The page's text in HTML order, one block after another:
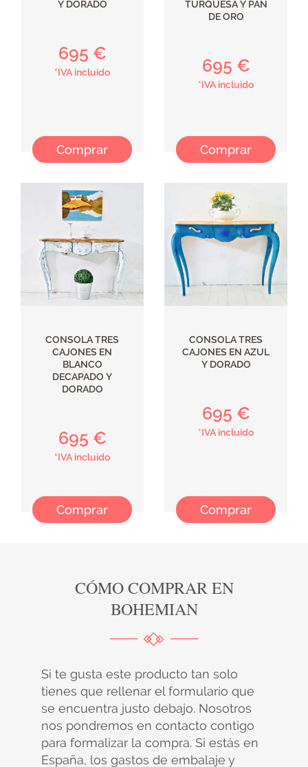
Y DORADO
695 €
*IVA incluido
Comprar
TURQUESA Y PAN
DE ORO
695 €
*IVA incluido
Comprar
CONSOLA TRES
CAJONES EN
BLANCO
DECAPADO Y
DORADO
695 €
*IVA incluido
Comprar
CONSOLA TRES
CAJONES EN AZUL
Y DORADO
695 €
*IVA incluido
Comprar
CÓMO COMPRAR EN
BOHEMIAN
Si te gusta este producto tan solo
tienes que rellenar el formulario que
se encuentra justo debajo. Nosotros
nos pondremos en contacto contigo
para formalizar la compra. Si estás en
España, los gastos de embalaje y